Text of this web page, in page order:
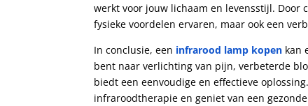
werkt voor jouw lichaam en levensstijl.
fysieke voordelen ervaren, maar ook een
In conclusie, een infrarood lamp kopen kan
bent naar verlichting van pijn, verbeterde
biedt een eenvoudige en effectieve
infraroodtherapie en geniet van een